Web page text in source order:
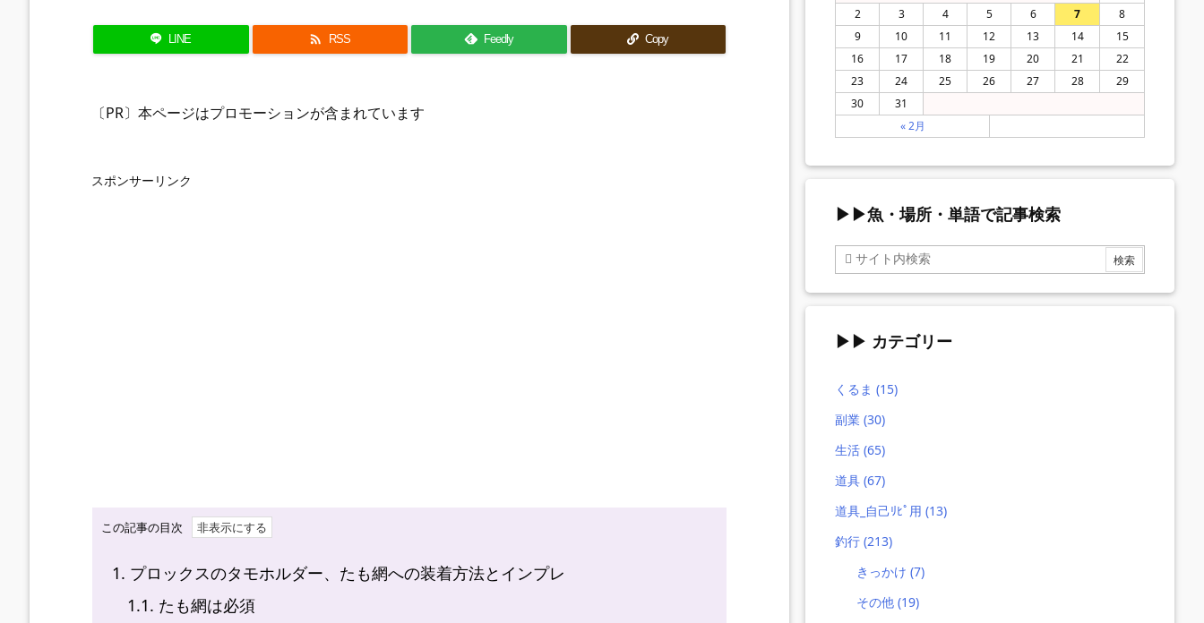
LINE  RSS Feedly Copy
〔PR〕本ページはプロモーションが含まれています
スポンサーリンク
この記事の目次
1. プロックスのタモホルダー、たも網への装着方法とインプレ
1.1. たも網は必須
2
3 4 5 6 7
8
9
10 11 12 13 14
15
16
17 18 19 20 21
22
23
24 25 26 27 28
29
30
31
« 2月
▶▶魚・場所・単語で記事検索
▶▶ カテゴリー
くるま (15)
副業 (30)
生活 (65)
道具 (67)
道具_自己ﾘﾋﾟ用 (13)
釣行 (213)
きっかけ(7)
その他(19)